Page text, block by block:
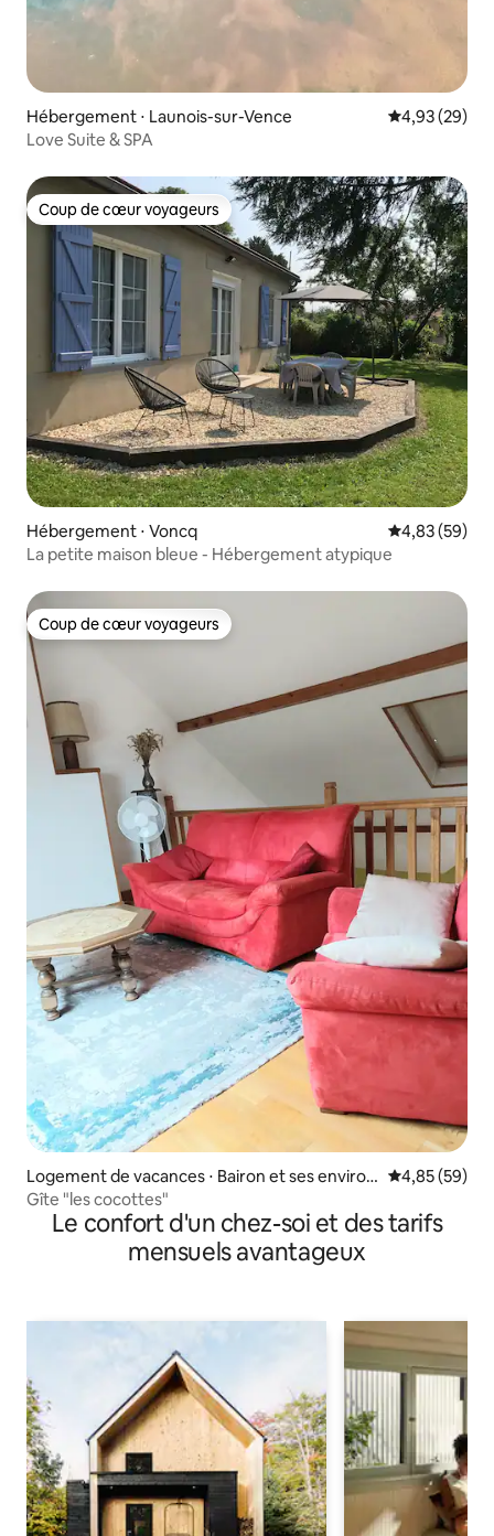
Hébergement ⋅ Launois-sur-Vence Évaluation
4,93 (29)
Love Suite & SPA
Coup de cœur voyageurs
Coup de cœur voyageurs
Hébergement ⋅ Voncq Évaluation
4,83 (59)
La petite maison bleue - Hébergement atypique
Coup de cœur voyageurs
Coup de cœur voyageurs
Logement de vacances ⋅ Bairon et ses environ
s
Évaluation
4,85 (59)
Gîte "les cocottes"
Le confort d'un chez-soi et des tarifs
mensuels avantageux